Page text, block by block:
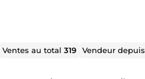
Ventes au total319 Vendeur